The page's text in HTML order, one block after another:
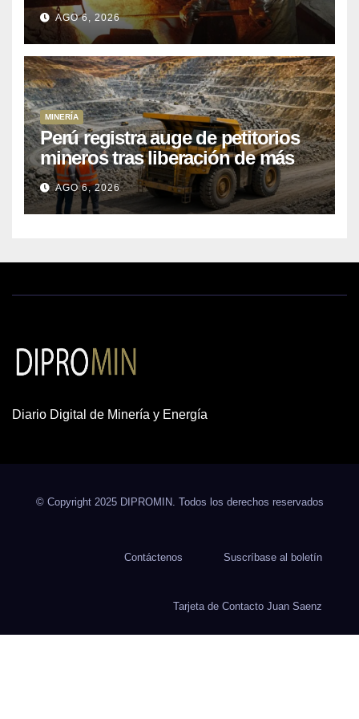
Kobrea para siete proyecto
AGO 6, 2026
MINERÍA
Perú registra auge de petitorios
mineros tras liberación de más
de mil concesiones para explorar
cobre y oro
AGO 6, 2026
Diario Digital de Minería y Energía
© Copyright 2025 DIPROMIN. Todos los derechos reservados
Contáctenos Suscríbase al boletín
Tarjeta de Contacto Juan Saenz